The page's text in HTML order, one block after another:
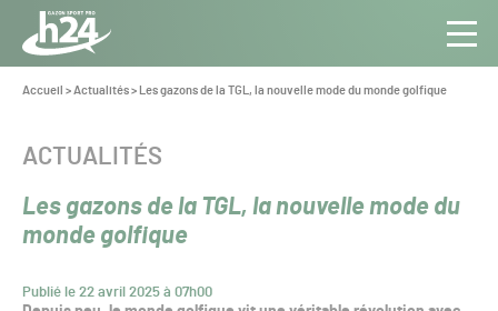
Panneau de gestion des cookies
Aller au contenu
Toute
l’info
Pro
Vous
Accueil >Actualités> Les gazons de la TGL, la nouvelle mode du monde golfique
Les gazons de la TGL, la nouvelle mode du
monde golfique
Publié le 22 avril 2025 à 07h00
CATÉGORIE :
ACTUALITÉS